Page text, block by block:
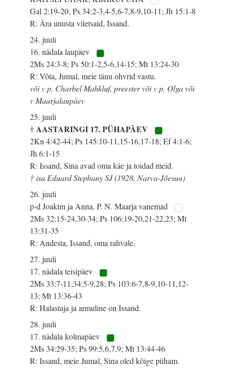
Gal 2:19-20; Ps 34:2-3,4-5,6-7,8-9,10-11; Jh 15:1-8
R: Ära unusta viletsaid, Issand.
24. juuli
16. nädala laupäev
2Ms 24:3-8; Ps 50:1-2,5-6,14-15; Mt 13:24-30
R: Võta, Jumal, meie tänu ohvrid vastu.
või v p. Charbel Mahkluf, preester või v p. Olga või
v Maarjalaupäev
25. juuli
† AASTARINGI 17. PÜHAPÄEV
2Kn 4:42-44; Ps 145:10-11,15-16,17-18; Ef 4:1-6;
Jh 6:1-15
R: Issand, Sina avad oma käe ja toidad meid.
† isa Eduard Stephany SJ (1928, Narva-Jõesuu)
26. juuli
p-d Joakim ja Anna, P. N. Maarja vanemad
2Ms 32:15-24,30-34; Ps 106:19-20,21-22,23; Mt
13:31-35
R: Andesta, Issand, oma rahvale.
27. juuli
17. nädala teisipäev
2Ms 33:7-11;34:5-9,28; Ps 103:6-7,8-9,10-11,12-
13; Mt 13:36-43
R: Halastaja ja armuline on Issand.
28. juuli
17. nädala kolmapäev
2Ms 34:29-35; Ps 99:5,6,7,9; Mt 13:44-46
R: Issand, meie Jumal, Sina oled kõige püham.